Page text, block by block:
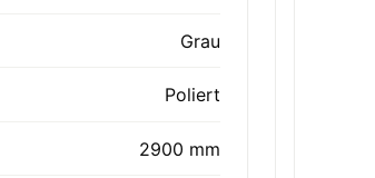
Grau
Poliert
2900 mm